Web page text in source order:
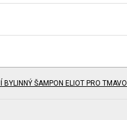
BYLINNÝ ŠAMPON ELIOT PRO